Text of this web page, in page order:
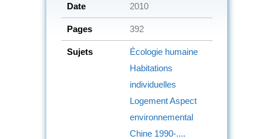
Date 2010
Pages 392
Sujets
Écologie humaine
Habitations
individuelles
LogementAspect
environnemental
Chine 1990-....